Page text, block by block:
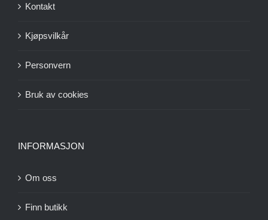
Kontakt
Kjøpsvilkår
Personvern
Bruk av cookies
INFORMASJON
Om oss
Finn butikk